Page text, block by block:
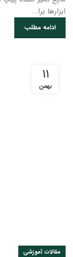
ابزارها برا...
ادامه مطلب
11
بهمن
مقالات آموزشی